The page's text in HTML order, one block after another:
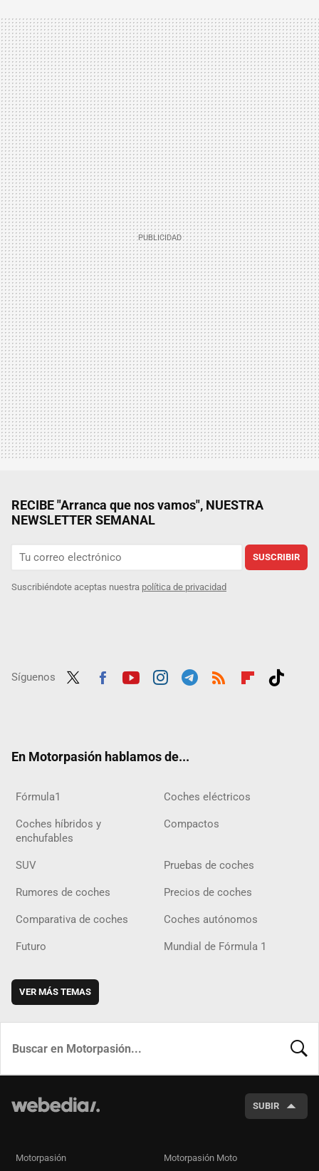
RECIBE "Arranca que nos vamos", NUESTRA
NEWSLETTER SEMANAL
SUSCRIBIR
Suscribiéndote aceptas nuestra política de privacidad
Síguenos
En Motorpasión hablamos de...
Fórmula1 Coches eléctricos
Coches híbridos y
enchufables
Compactos
SUV Pruebas de coches
Rumores de coches Precios de coches
Comparativa de coches Coches autónomos
Futuro Mundial de Fórmula 1
VER MÁS TEMAS
SUBIR
Motorpasión Motorpasión Moto